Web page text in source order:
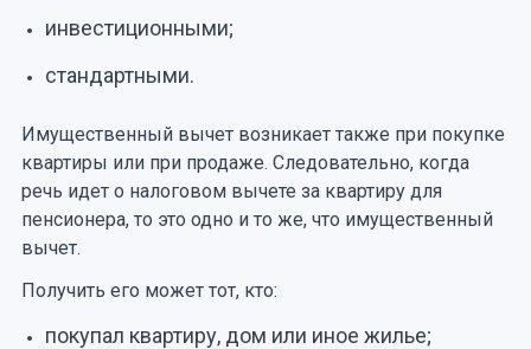
инвестиционными;
стандартными.
Имущественный вычет возникает также при покупке
квартиры или при продаже. Следовательно, когда
речь идет о налоговом вычете за квартиру для
пенсионера, то это одно и то же, что имущественный
вычет.
Получить его может тот, кто:
покупал квартиру, дом или иное жилье;